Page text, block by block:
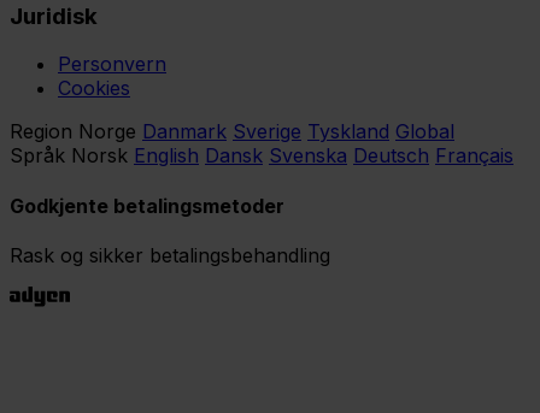
Juridisk
Personvern
Cookies
Region Norge Danmark Sverige Tyskland Global
Språk Norsk English Dansk Svenska Deutsch Français
Godkjente betalingsmetoder
Rask og sikker betalingsbehandling